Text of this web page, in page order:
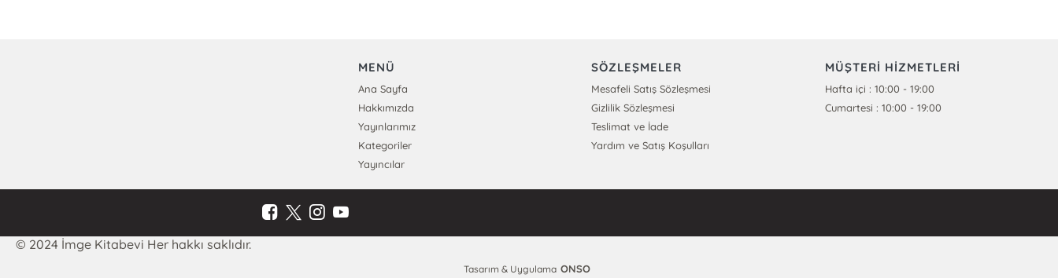
MENÜ
Ana Sayfa
Hakkımızda
Yayınlarımız
Kategoriler
Yayıncılar
SÖZLEŞMELER
Mesafeli Satış Sözleşmesi
Gizlilik Sözleşmesi
Teslimat ve İade
Yardım ve Satış Koşulları
MÜŞTERİ HİZMETLERİ
Hafta içi : 10:00 - 19:00
Cumartesi : 10:00 - 19:00
© 2024 İmge Kitabevi Her hakkı saklıdır.
Tasarım & Uygulama ONSO